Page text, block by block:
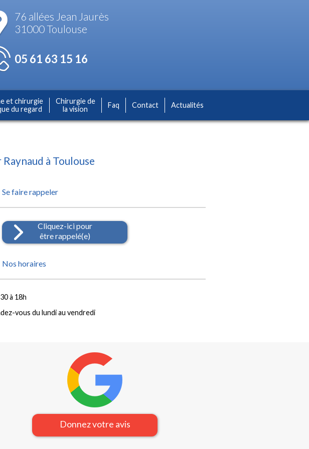
76 allées Jean Jaurès
31000 Toulouse
05 61 63 15 16
et chirurgie
du regard
Chirurgie de
la vision
Faq Contact Actualités
à Toulouse
Se faire rappeler
Cliquez-ici pour
être rappelé(e)
Nos horaires
à 18h
vous du lundi au vendredi
Donnez votre avis